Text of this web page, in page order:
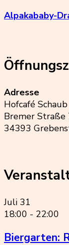
Alpakababy-
Adresse
Hofcafé Schaub
Bremer Straße
34393
Juli 31
18:00 - 22:00
Biergarten: